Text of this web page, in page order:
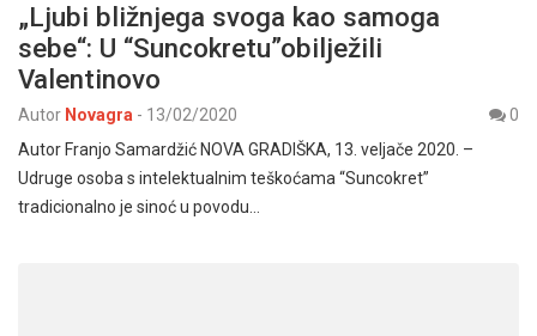
„Ljubi bližnjega svoga kao samoga
sebe“: U “Suncokretu”obilježili
Valentinovo
Autor Novagra - 13/02/2020
0
Autor Franjo Samardžić NOVA GRADIŠKA, 13. veljače 2020. –
Udruge osoba s intelektualnim teškoćama “Suncokret”
tradicionalno je sinoć u povodu…